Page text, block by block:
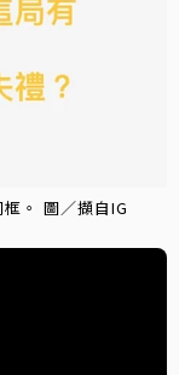
。 圖／擷自IG